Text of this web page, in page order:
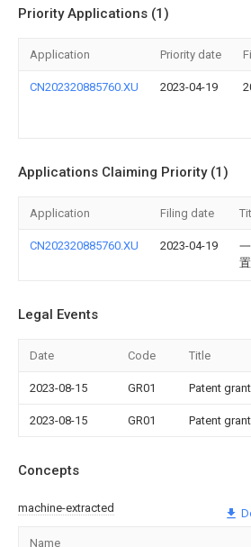
Priority Applications (1)
Application Priority date
CN202320885760.XU 2023-04-19
Applications Claiming Priority (1)
Application Filing date
CN202320885760.XU 2023-04-19
置
Legal Events
Date Code Title
2023-08-15 GR01 Patent grant
2023-08-15 GR01 Patent grant
Concepts
machine-extracted
Name